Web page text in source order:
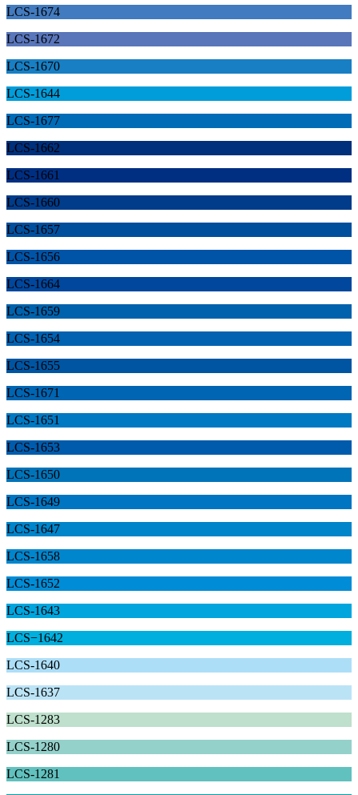
LCS-1674
LCS-1672
LCS-1670
LCS-1644
LCS-1677
LCS-1662
LCS-1661
LCS-1660
LCS-1657
LCS-1656
LCS-1664
LCS-1659
LCS-1654
LCS-1655
LCS-1671
LCS-1651
LCS-1653
LCS-1650
LCS-1649
LCS-1647
LCS-1658
LCS-1652
LCS-1643
LCS−1642
LCS-1640
LCS-1637
LCS-1283
LCS-1280
LCS-1281